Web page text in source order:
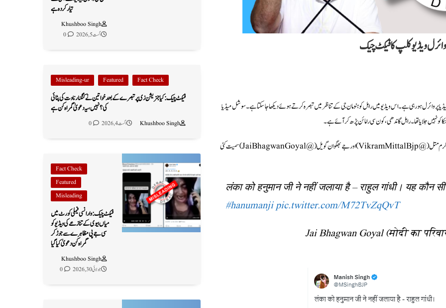
ویڈیو کلپ کا فیکٹ چیک
پر وائرل ہو رہی ہے۔ اس ویڈیو میں راہل کو ہنومان جی کے تناظر میں تبصرہ کرتے ہوئے دیکھا جا سکتا ہے۔ سوشل میڈیا
نہیں جلایا تھا۔ راہل گاندھی، کون سی رامائن پڑھ کر آئے ہے۔
منیش سنگھ (@MSinghBJP)، بپن بہاری سنگھ (@Bipin_Bi_Singh)، وکرم متل (@VikramMittalBjp) اور جے بھگوان گویل (@JaiBhagwanGoyal) سمیت کئی
लंका को हनुमान जी ने नहीं जलाया है – राहुल गांधी। यह कौन
#hanumanjipic.twitter.com/M72TvZqQvT
تیار کردہ ہے
Khushboo Singh
اگست 5, 2026
0
Fact Check
Featured
Misleading-ur
فیکٹ چیک: کیا جنریشن زی پر تبصرے کے بعد خواتین نے کنگنا رناوت کی پٹائی
کی؟ نہیں، یہ دعویٰ گمراہ کن ہے
Khushboo Singh اگست 4, 2026 0
Fact Check
Featured
Misleading
فیکٹ چیک: وارانسی فیملی کورٹ میں
میاں بیوی کے تنازعے کی ویڈیو کو
سی جے پی مظاہرے سے جوڑ کر
گمراہ کن دعویٰ کیا گیا
Khushboo Singh
جولائی 30, 2026
0